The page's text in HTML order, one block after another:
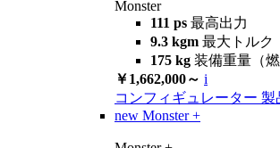
Monster
111 ps 最高出力
9.3 kgm 最大トルク
175 kg 装備重量（燃
￥1,662,000～ i
コンフィギュレーター 製
new Monster +